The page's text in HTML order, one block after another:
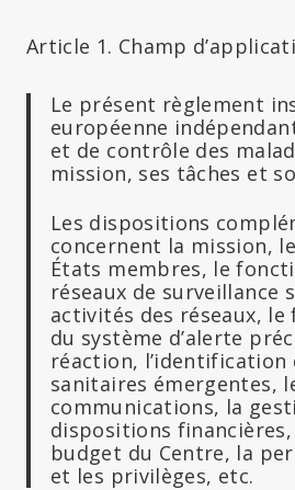
Article 1. Champ
Le présent règlement
européenne
et de contrôle des
mission, ses tâches et
Les dispositions
concernent la mission,
États membres, le
réseaux de surveillance
activités des réseaux,
du système d’alerte
réaction, l’identification
sanitaires émergentes,
communications, la
dispositions financières,
budget du Centre, la
et les privilèges, etc.